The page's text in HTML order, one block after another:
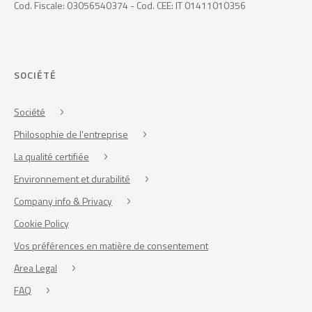
Cod. Fiscale: 03056540374 - Cod. CEE: IT 01411010356
SOCIÉTÉ
Société
Philosophie de l'entreprise
La qualité certifiée
Environnement et durabilité
Company info & Privacy
Cookie Policy
Vos préférences en matière de consentement
Area Legal
FAQ